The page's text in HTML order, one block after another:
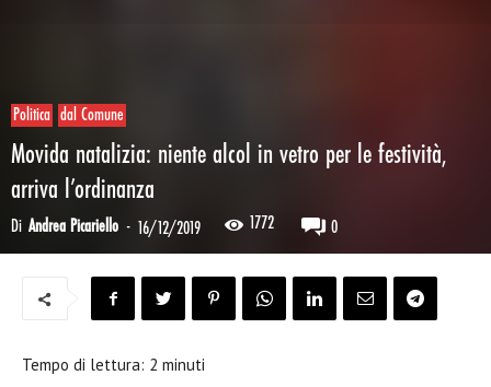
Politica dal Comune
Movida natalizia: niente alcol in vetro per le festività,
arriva l’ordinanza
Di Andrea Picariello - 16/12/2019 1772 0
Tempo di lettura: 2 minuti